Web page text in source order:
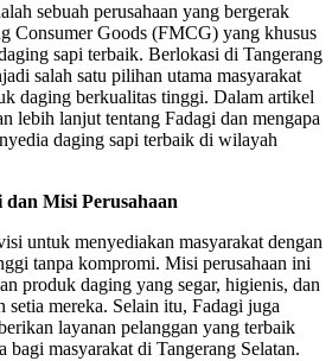
sebuah perusahaan yang bergerak
Consumer Goods (FMCG) yang khusus
sapi terbaik. Berlokasi di Tangerang
salah satu pilihan utama masyarakat
daging berkualitas tinggi. Dalam artikel
lebih lanjut tentang Fadagi dan mengapa
daging sapi terbaik di wilayah
Misi Perusahaan
untuk menyediakan masyarakat dengan
tanpa kompromi. Misi perusahaan ini
produk daging yang segar, higienis, dan
setia mereka. Selain itu, Fadagi juga
layanan pelanggan yang terbaik
bagi masyarakat di Tangerang Selatan.